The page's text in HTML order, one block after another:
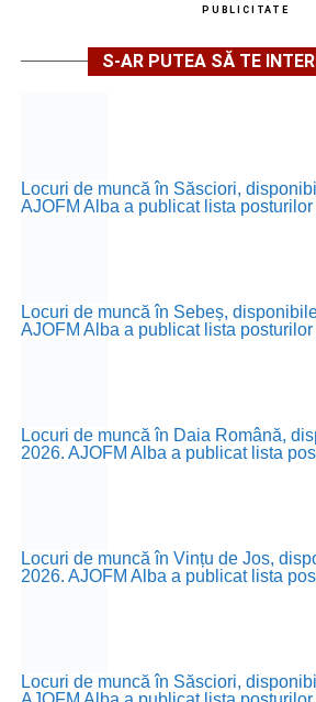
PUBLICITATE
S-AR PUTEA SĂ TE
Locuri de muncă în Săsciori,
AJOFM Alba a publicat lista
Locuri de muncă în Sebeș,
AJOFM Alba a publicat lista
Locuri de muncă în Daia Română,
2026. AJOFM Alba a publicat lista
Locuri de muncă în Vințu de Jos,
2026. AJOFM Alba a publicat lista
Locuri de muncă în Săsciori,